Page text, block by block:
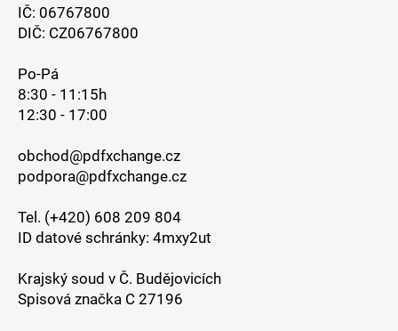
IČ: 06767800
DIČ: CZ06767800
Po-Pá
8:30 - 11:15h
12:30 - 17:00
obchod@pdfxchange.cz
podpora@pdfxchange.cz
Tel. (+420) 608 209 804
ID datové schránky: 4mxy2ut
Krajský soud v Č. Budějovicích
Spisová značka C 27196